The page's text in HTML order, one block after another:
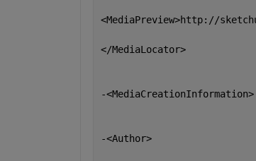
<MediaPreview>http://
</MediaLocator>
-<MediaCreationInformation>
-<Author>